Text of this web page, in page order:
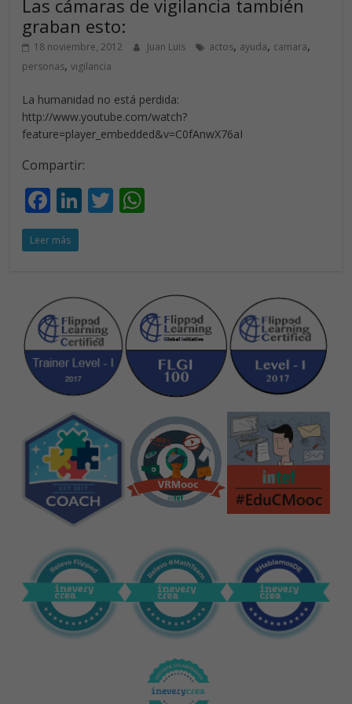
k p
Las cámaras de vigilancia también
graban esto:
18 noviembre, 2012 Juan Luis actos, ayuda, camara,
personas,vigilancia
La humanidad no está perdida:
http://www.youtube.com/watch?
feature=player_embedded&v=C0fAnwX76aI
Compartir:
F
ac
e
o
o
k
Li
dI
n
T
A
p
p
Leer más